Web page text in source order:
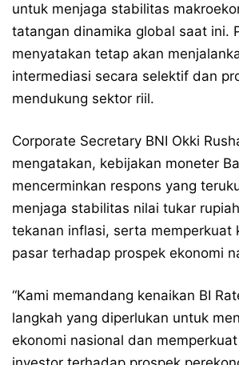
untuk menjaga stabilitas
tatangan dinamika global saat ini.
menyatakan tetap akan
intermediasi secara selektif dan
mendukung sektor riil.
Corporate Secretary BNI Okki
mengatakan, kebijakan moneter
mencerminkan respons yang
menjaga stabilitas nilai tukar
tekanan inflasi, serta memperkuat
pasar terhadap prospek ekonomi
“Kami memandang kenaikan BI
langkah yang diperlukan untuk
ekonomi nasional dan